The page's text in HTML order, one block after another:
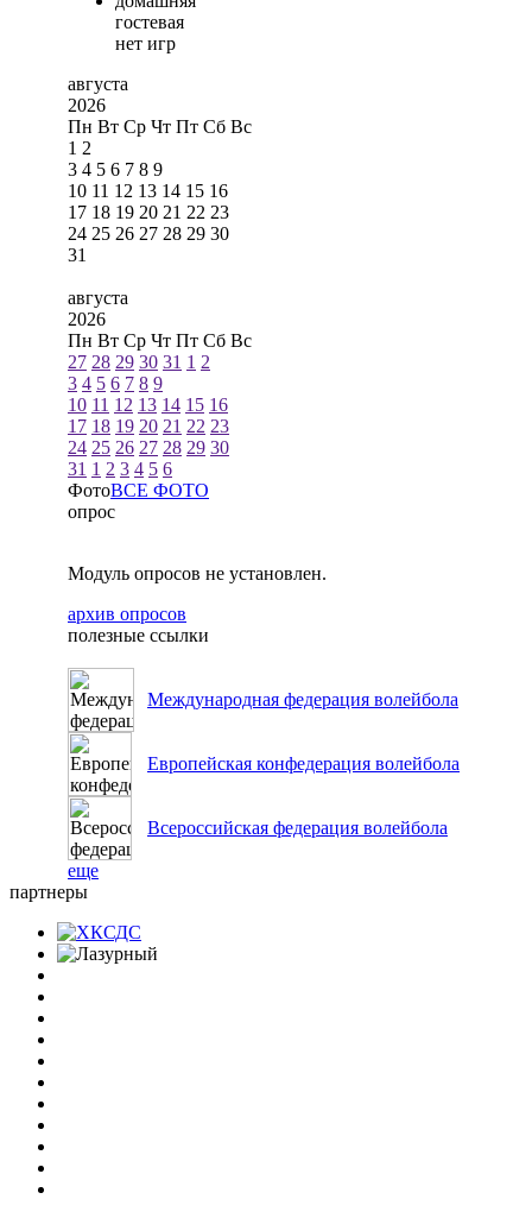
гостевая
нет игр
августа
2026
Пн Вт Ср Чт Пт Сб Вс
1 2
3 4 5 6 7 8 9
10 11 12 13 14 15 16
17 18 19 20 21 22 23
24 25 26 27 28 29 30
31
августа
2026
Пн Вт Ср Чт Пт Сб Вс
27 28 29 30 31 1 2
3 4 5 6 7 8 9
10 11 12 13 14 15 16
17 18 19 20 21 22 23
24 25 26 27 28 29 30
31 1 2 3 4 5 6
ФотоВСЕ ФОТО
опрос
Модуль опросов не установлен.
архив опросов
полезные ссылки
Международная федерация волейбола
Европейская конфедерация волейбола
Всероссийская федерация волейбола
еще
партнеры